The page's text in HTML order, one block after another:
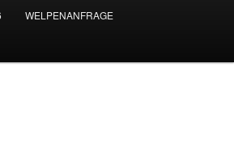
WELPENANFRAGE